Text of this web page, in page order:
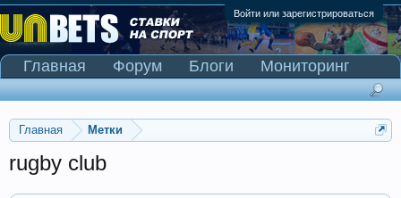
Войти или зарегистрироваться
Главная Метки
rugby club
Главная Форум Блоги
Мониторинг
Сканер Pinnacle